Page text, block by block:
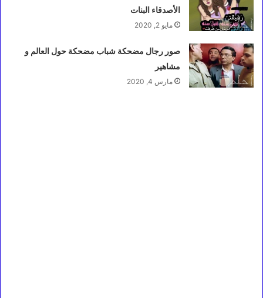
الأصدقاء البنات
مايو 2, 2020
صور رجال مضحكة شباب مضحكة حول العالم و
مشاهير
مارس 4, 2020